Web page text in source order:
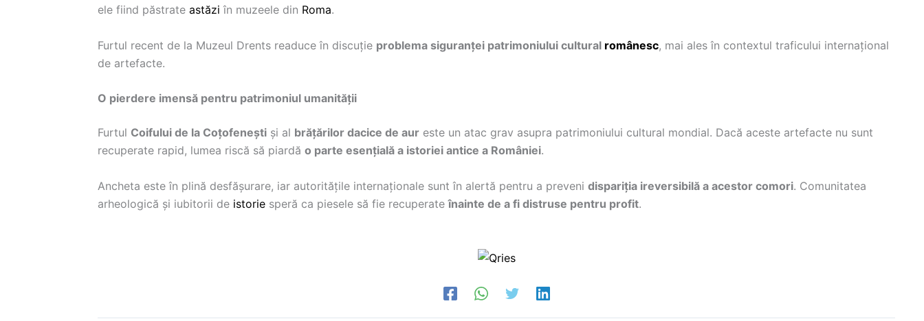
ele fiind păstrate astăzi în muzeele din Roma.
Furtul recent de la Muzeul Drents readuce în discuție problema siguranței patrimoniului cultural românesc, mai ales în contextul traficului internațional
de artefacte.
O pierdere imensă pentru patrimoniul umanității
Furtul Coifului de la Coțofenești și al brățărilor dacice de aur este un atac grav asupra patrimoniului cultural mondial. Dacă aceste artefacte nu sunt
recuperate rapid, lumea riscă să piardă o parte esențială a istoriei antice a României.
Ancheta este în plină desfășurare, iar autoritățile internaționale sunt în alertă pentru a preveni dispariția ireversibilă a acestor comori. Comunitatea
arheologică și iubitorii de istorie speră ca piesele să fie recuperateînainte de a fi distruse pentru profit.